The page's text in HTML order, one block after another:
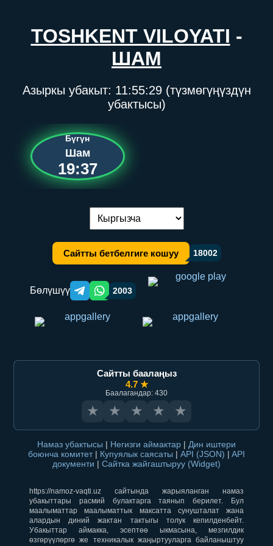
TOSHKENT VILOYATI -
ШАМ
Азыркы убакыт: 11:55:29(түзмөгүңүздүн
убактысы)
Бүгүн
Шам
19:37
Тилди алмаштыруу:
Сайтты бетбелгиге кошуу 18002
Бөлүшүү Telegram orqali ulashish
WhatsApp orqali ulashish
2003
Сайтты баалаңыз
4.7 ★
Баалагандар: 430
★ ★ ★ ★ ★
Намаз убактысы | Негизги аймактар | Дин иштери
боюнча комитет | Купуялык саясаты | API (JSON) | API
документи | Сайтка жайгаштыруу (Widget)
https://namoz-vaqti.uz сайтында жарыяланган намаз
убакыттары расмий булактарга таянып берилет. Бул
маалыматтар маалыматтык максатта сунушталат жана
алардын диний жактан тактыгы толук кепилденбейт.
Убакыттар аймакка, эсептөө ыкмасына, мезгилдик
өзгөрүүлөргө же техникалык жаңыртууларга байланыштуу